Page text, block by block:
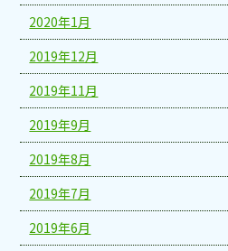
2020年1月
2019年12月
2019年11月
2019年9月
2019年8月
2019年7月
2019年6月